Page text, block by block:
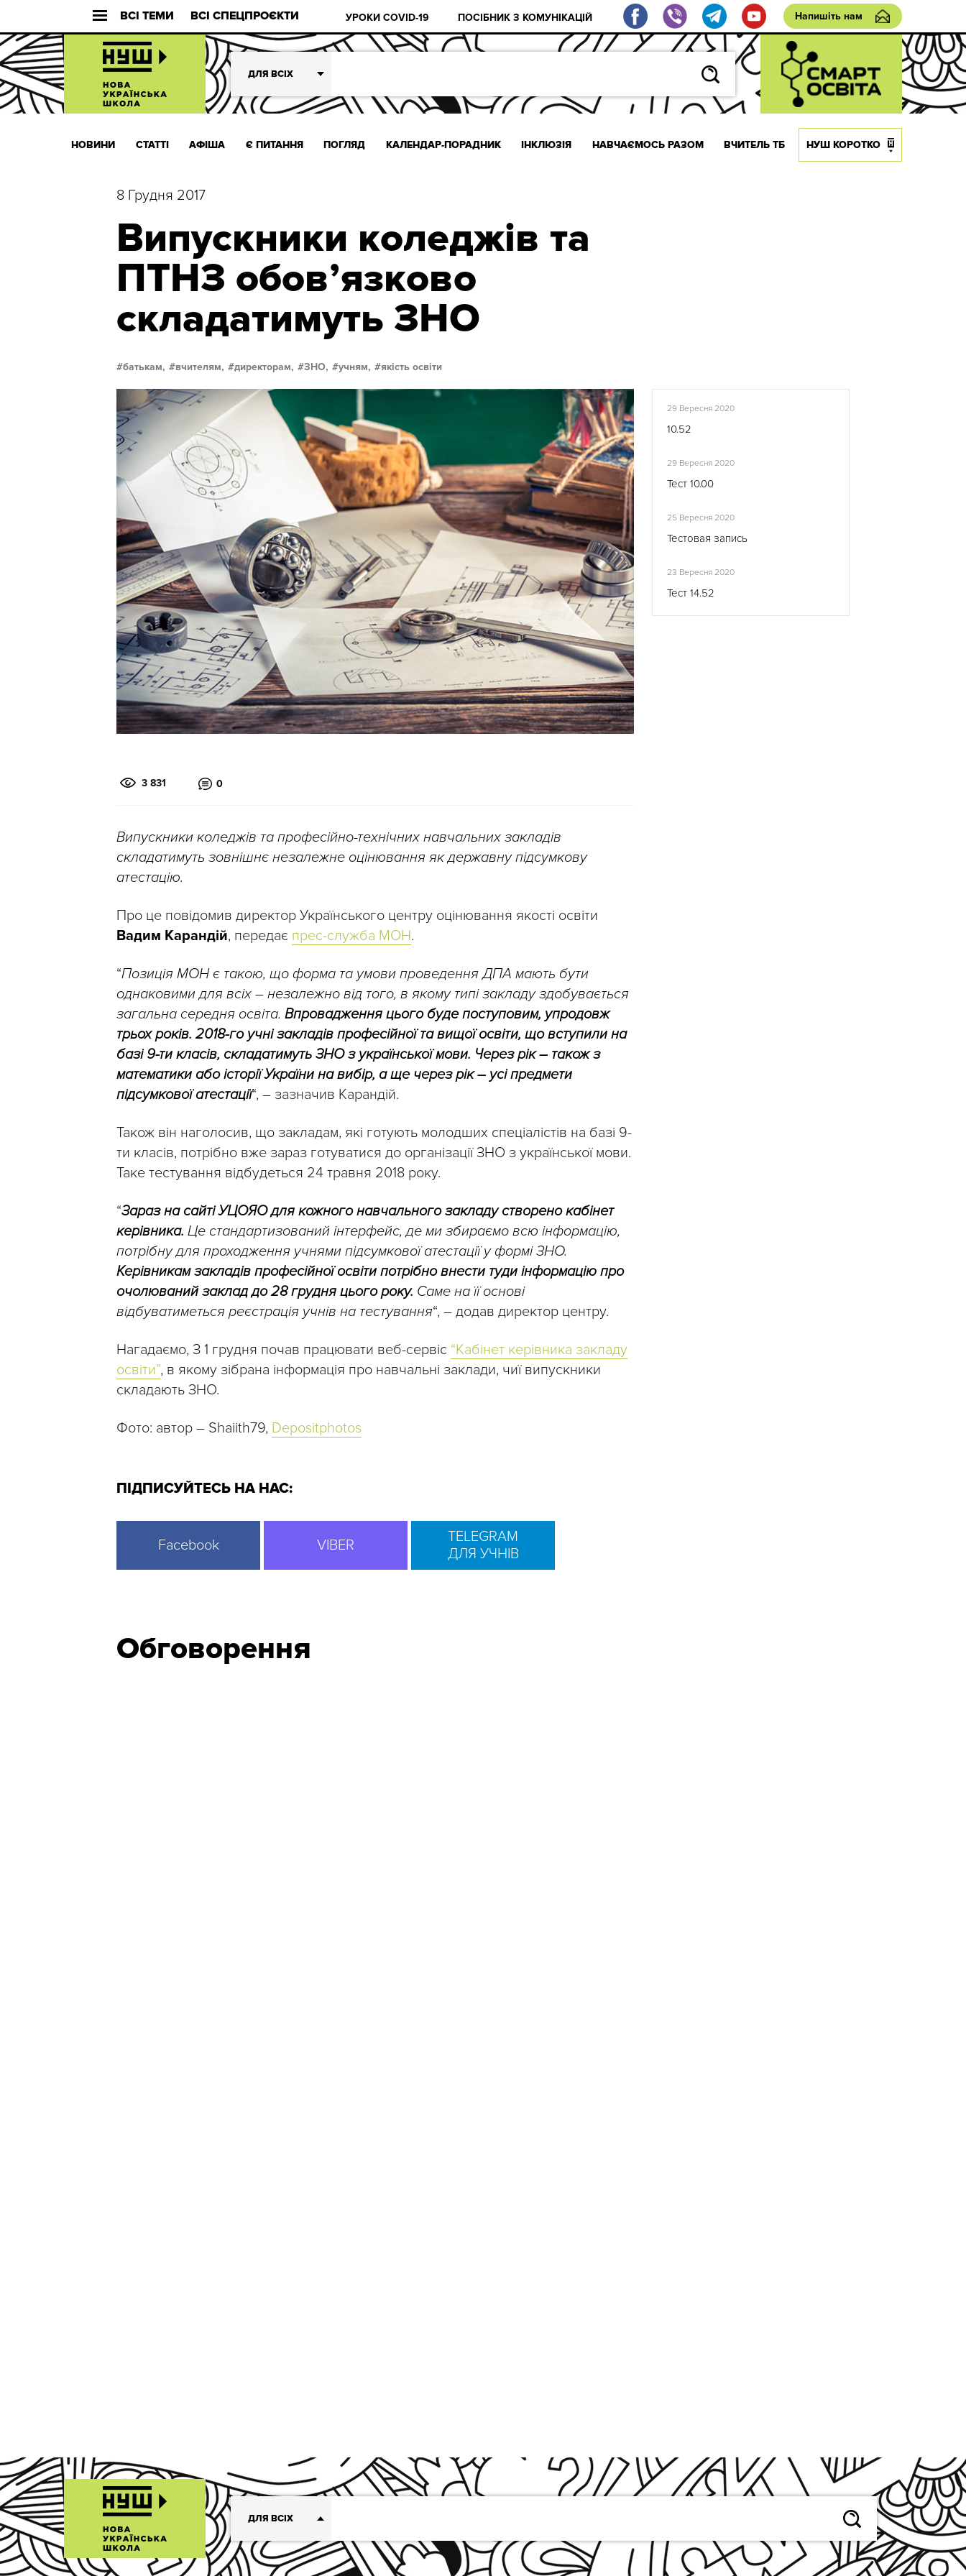
ВСІ ТЕМИ ВСІ СПЕЦПРОЄКТИ УРОКИ COVID-19 ПОСІБНИК З КОМУНІКАЦІЙ Напишіть нам
ДЛЯ ВСІХ
НОВИНИ СТАТТІ АФІША Є ПИТАННЯ ПОГЛЯД КАЛЕНДАР-ПОРАДНИК ІНКЛЮЗІЯ НАВЧАЄМОСЬ РАЗОМ ВЧИТЕЛЬ ТБ НУШ КОРОТКО
8 Грудня 2017
Випускники коледжів та
ПТНЗ обов’язково
складатимуть ЗНО
батькам, вчителям, директорам, ЗНО, учням, якість освіти
3 831 0
Випускники коледжів та професійно-технічних навчальних закладів
складатимуть зовнішнє незалежне оцінювання якдержавну підсумкову
атестацію.
Про це повідомив директор Українського центру оцінювання якості освіти
Вадим Карандій, передає прес-служба МОН.
“Позиція МОН є такою, що форма та умови проведення ДПА мають бути
однаковими для всіх – незалежно від того, в якому типі закладу здобувається
загальна середня освіта. Впровадження цього буде поступовим, упродовж
трьох років. 2018-го учні закладів професійної та вищої освіти, що вступили на
базі 9-ти класів, складатимуть ЗНО з української мови. Через рік – також з
математики або історії України на вибір, а ще через рік – усі предмети
підсумкової атестації“, – зазначив Карандій.
Також він наголосив, що закладам, які готують молодших спеціалістів на базі 9-
ти класів, потрібно вже зараз готуватися до організації ЗНО з української мови.
Таке тестування відбудеться 24 травня 2018 року.
“Зараз на сайті УЦОЯО для кожного навчального закладу створено кабінет
керівника. Це стандартизований інтерфейс, де ми збираємо всю інформацію,
потрібну для проходження учнями підсумкової атестації у формі ЗНО.
Керівникам закладів професійної освіти потрібно внести туди інформацію про
очолюваний заклад до 28 грудня цього року. Саме на її основі
відбуватиметься реєстрація учнів на тестування“, – додав директор центру.
Нагадаємо, З 1 грудня почав працювати веб-сервіс “Кабінет керівника закладу
освіти”, в якому зібрана інформація про навчальні заклади, чиї випускники
складають ЗНО.
Фото: автор – Shaiith79, Depositphotos
ПІДПИСУЙТЕСЬ НА НАС:
Facebook VIBER
TELEGRAM
ДЛЯ УЧНІВ
29 Вересня 2020
10.52
29 Вересня 2020
Тест 10.00
25 Вересня 2020
Тестовая запись
23 Вересня 2020
Тест 14.52
Обговорення
ДЛЯ ВСІХ